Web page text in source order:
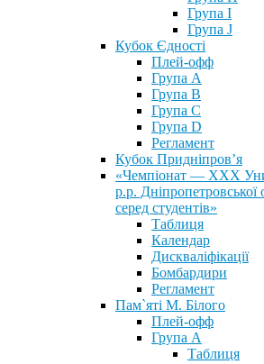
Група I
Група J
Кубок Єдності
Плей-офф
Група А
Група В
Група С
Група D
Регламент
Кубок Придніпров’я
«Чемпіонат — ХХХ
р.р. Дніпропетровської
серед студентів»
Таблиця
Календар
Дискваліфікації
Бомбардири
Регламент
Пам`яті М. Білого
Плей-офф
Група А
Таблиця